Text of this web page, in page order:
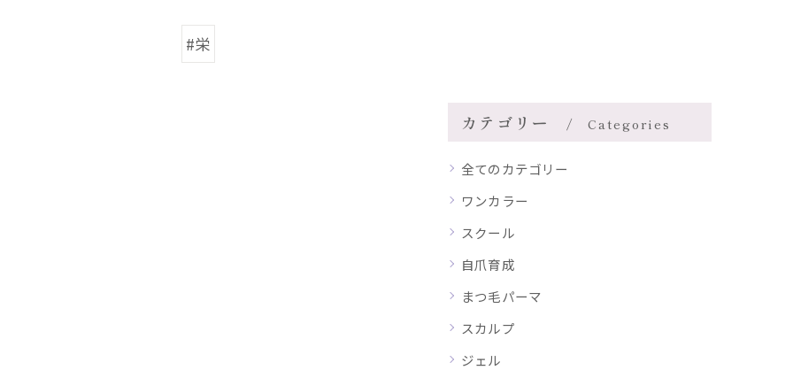
#栄
カテゴリー Categories
全てのカテゴリー
ワンカラー
スクール
自爪育成
まつ毛パーマ
スカルプ
ジェル